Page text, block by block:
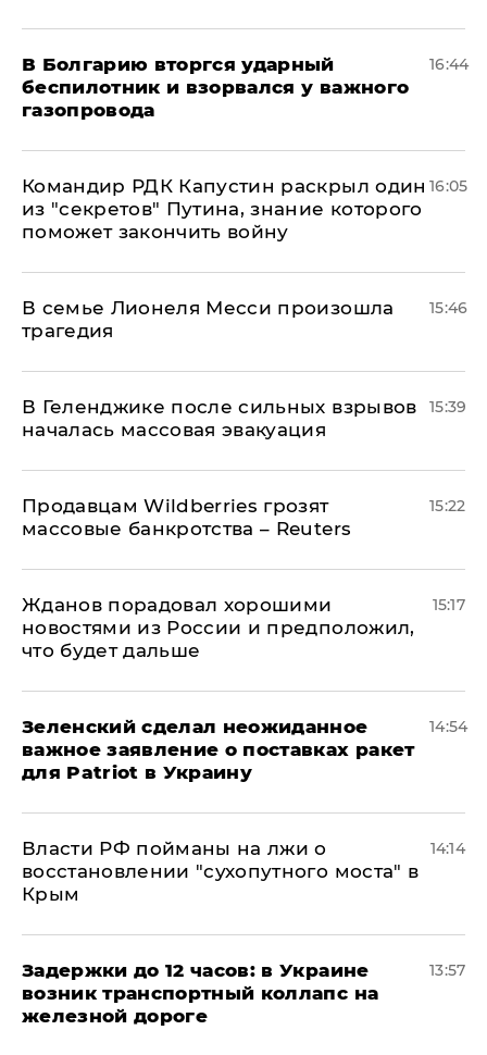
В Болгарию вторгся ударный
беспилотник и взорвался у важного
газопровода
16:44
Командир РДК Капустин раскрыл один
из "секретов" Путина, знание которого
поможет закончить войну
16:05
В семье Лионеля Месси произошла
трагедия
15:46
В Геленджике после сильных взрывов
началась массовая эвакуация
15:39
Продавцам Wildberries грозят
массовые банкротства – Reuters
15:22
Жданов порадовал хорошими
новостями из России и предположил,
что будет дальше
15:17
Зеленский сделал неожиданное
важное заявление о поставках ракет
для Patriot в Украину
14:54
Власти РФ пойманы на лжи о
восстановлении "сухопутного моста" в
Крым
14:14
Задержки до 12 часов: в Украине
возник транспортный коллапс на
железной дороге
13:57